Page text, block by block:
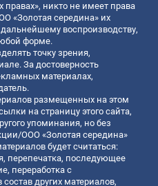
никто не имеет права
«Золотая середина» их
воспроизводству,
форме.
точку зрения,
За достоверность
материалах,
размещенных на этом
на страницу этого сайта,
упоминания, но без
ООО «Золотая середина»
будет считаться:
перепечатка, последующее
переработка с
других материалов,